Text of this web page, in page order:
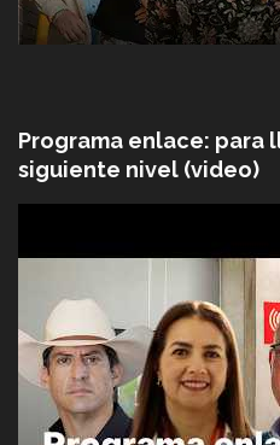
Programa enlace: para
siguiente nivel (video)